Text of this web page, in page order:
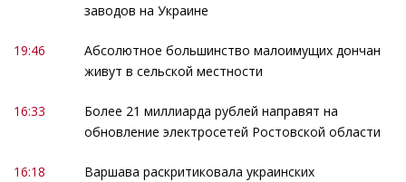
заводов на Украине
19:46
Абсолютное большинство малоимущих дончан
живут в сельской местности
16:33
Более 21 миллиарда рублей направят на
обновление электросетей Ростовской области
16:18
Варшава раскритиковала украинских